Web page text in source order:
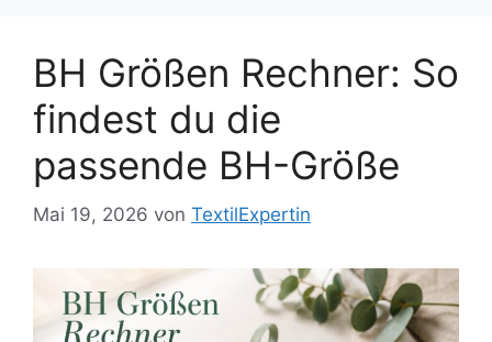
BH Größen Rechner: So
findest du die
passende BH-Größe
Mai 19, 2026 von TextilExpertin